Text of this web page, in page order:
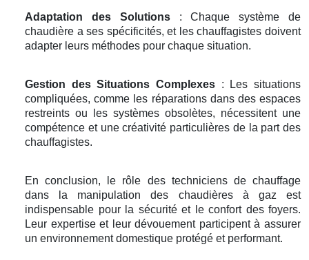
Adaptation des Solutions: Chaque système de
chaudière a ses spécificités, et les chauffagistes doivent
adapter leurs méthodes pour chaque situation.
Gestion des Situations Complexes : Les situations
compliquées, comme les réparations dans des espaces
restreints ou les systèmes obsolètes, nécessitent une
compétence et une créativité particulières de la part des
chauffagistes.
En conclusion, le rôle des techniciens de chauffage
dans la manipulation des chaudières à gaz est
indispensable pour la sécurité et le confort des foyers.
Leur expertise et leur dévouement participent à assurer
un environnement domestique protégé et performant.